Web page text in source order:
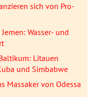
sich von Pro-
Wasser- und
Litauen
und Simbabwe
Massaker von Odessa